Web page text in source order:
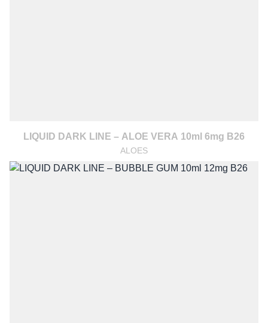
LIQUID DARK LINE – ALOE VERA 10ml 6mg B26
ALOES